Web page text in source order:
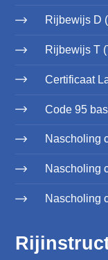
Rijbewijs D
Rijbewijs T
Certificaat
Code 95
Nascholing
Nascholing
Nascholing